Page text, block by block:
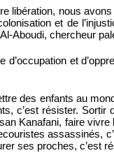
libération, nous
et de
Aboudi, chercheur
d’occupation et
des enfants au
c’est résister. Sortir
Kanafani, faire
assassinés,
ses proches, c’est